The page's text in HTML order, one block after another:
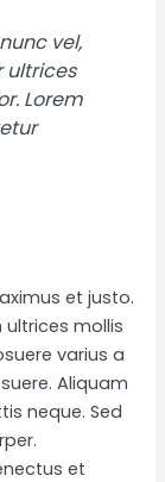
vel,
ultrices
Lorem
et justo.
mollis
varius a
Aliquam
neque. Sed
et